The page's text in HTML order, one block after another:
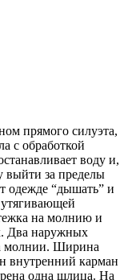
прямого силуэта,
с обработкой
воду и,
выйти за пределы
одежде “дышать” и
на молнию и
Два наружных
молнии. Ширина
внутренний карман
одна шлица. На